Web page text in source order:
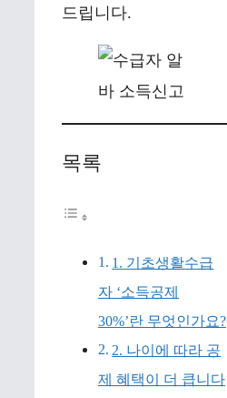
드립니다.
목록
1. 기초생활수급
자 ‘소득공제
30%’란 무엇인가요?
2. 나이에 따라 공
제 혜택이 더 큽니다